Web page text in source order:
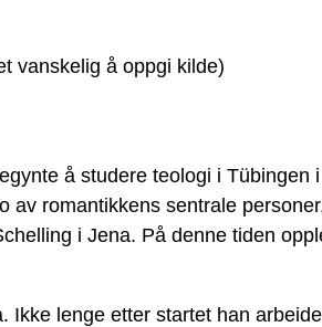
vanskelig å oppgi kilde)
å studere teologi i Tübingen
romantikkens sentrale
i Jena. På denne tiden
Ikke lenge etter startet han